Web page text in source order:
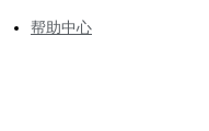
帮助中心